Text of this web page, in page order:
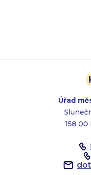
Úřad
158 00